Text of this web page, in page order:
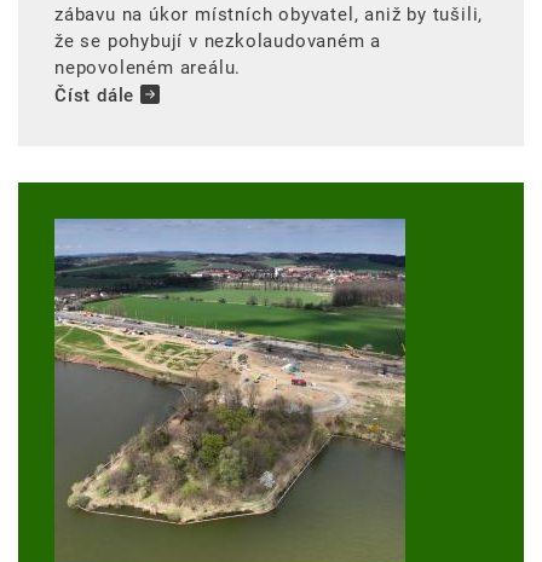
zábavu na úkor místních obyvatel, aniž by tušili,
že se pohybují v nezkolaudovaném a
nepovoleném areálu.
Číst dále
Image